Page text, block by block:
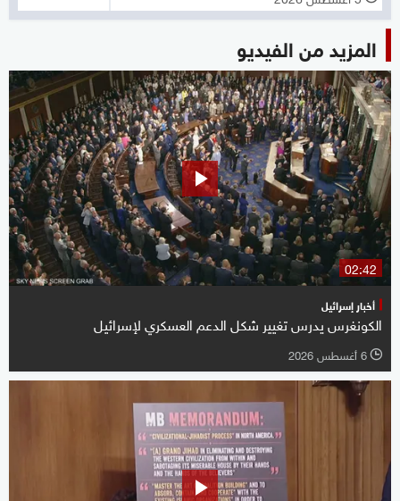
المزيد من الفيديو
02:42
أخبار إسرائيل
الكونغرس يدرس تغيير شكل الدعم العسكري لإسرائيل
l 6 أغسطس 2026